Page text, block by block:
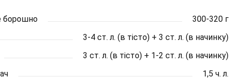
борошно 300-320 г
3-4 ст. л. (в тісто) + 3 ст. л. (в начинку)
3 ст. л. (в тісто) + 1-2 ст. л. (в начинку)
1,5 ч. л.